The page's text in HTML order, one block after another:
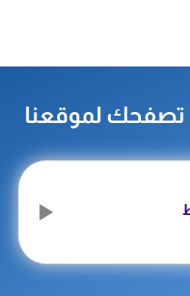
تصفحك لموقعنا